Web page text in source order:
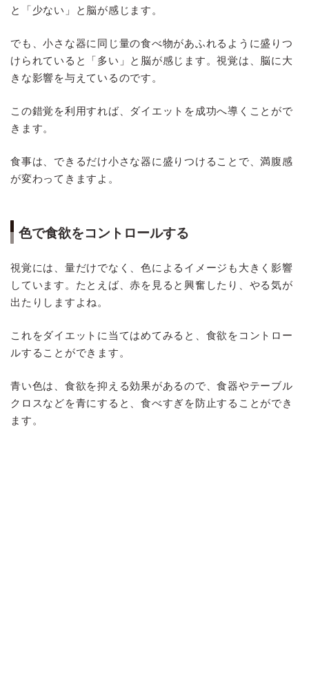
と「少ない」と脳が感じます。
でも、小さな器に同じ量の食べ物があふれるように盛りつ
けられていると「多い」と脳が感じます。視覚は、脳に大
きな影響を与えているのです。
この錯覚を利用すれば、ダイエットを成功へ導くことがで
きます。
食事は、できるだけ小さな器に盛りつけることで、満腹感
が変わってきますよ。
色で食欲をコントロールする
視覚には、量だけでなく、色によるイメージも大きく影響
しています。たとえば、赤を見ると興奮したり、やる気が
出たりしますよね。
これをダイエットに当てはめてみると、食欲をコントロー
ルすることができます。
青い色は、食欲を抑える効果があるので、食器やテーブル
クロスなどを青にすると、食べすぎを防止することができ
ます。